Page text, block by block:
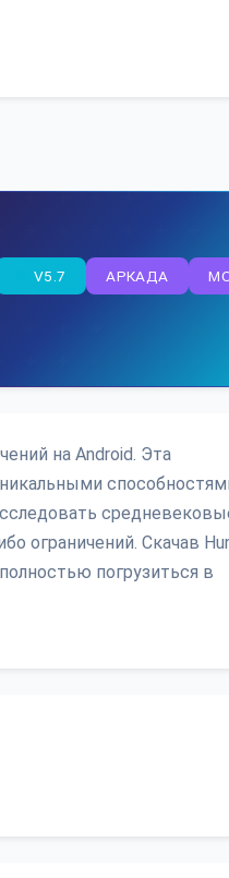
АРКАДА
V5.7
на Android. Эта
ограничений. Скачав
погрузиться в